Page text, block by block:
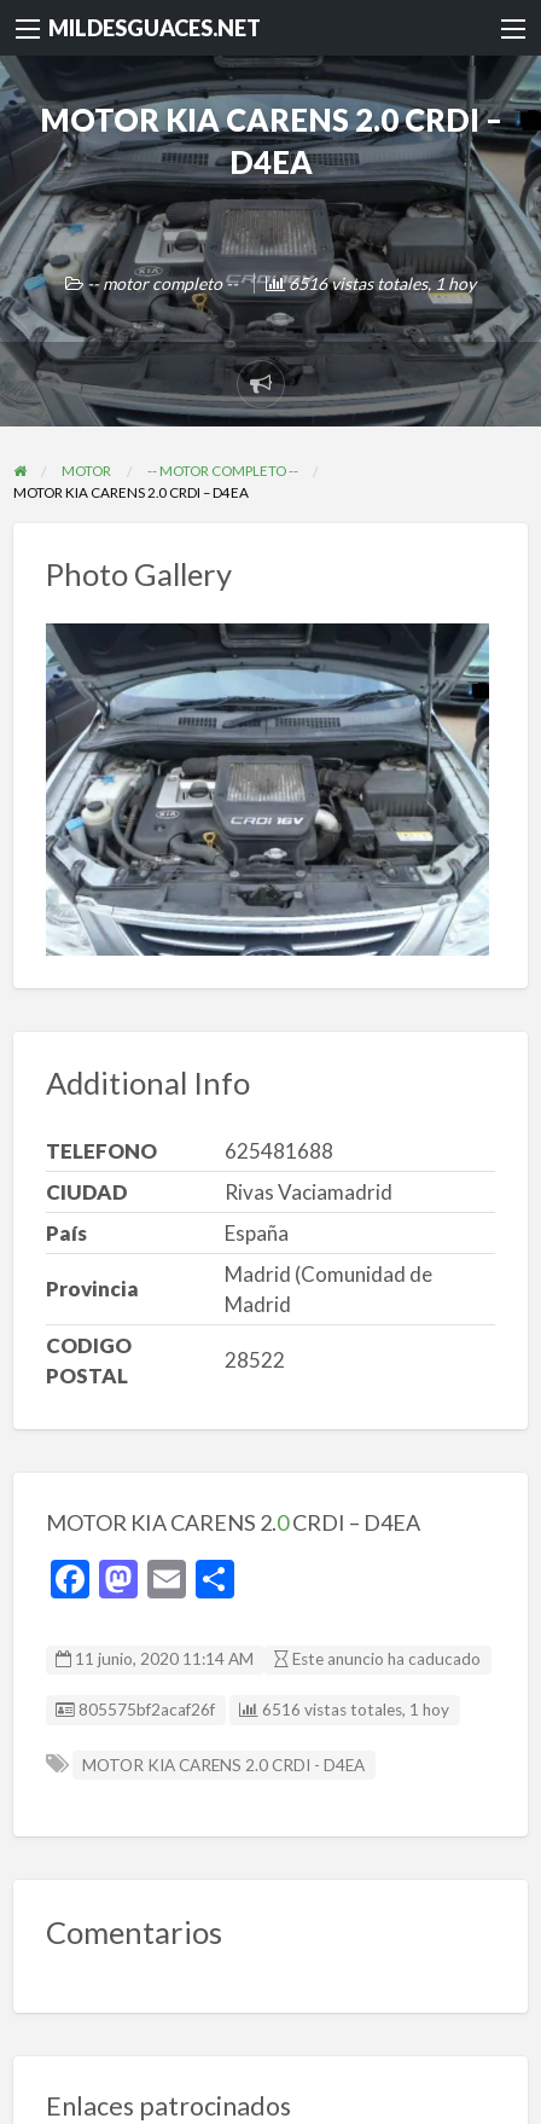
MILDESGUACES.NET
MOTOR KIA CARENS 2.0 CRDI –
D4EA
-- motor completo -- 6516 vistas totales, 1 hoy
Reportar
problema
MOTOR
-- MOTOR COMPLETO --
MOTOR KIA CARENS 2.0 CRDI – D4EA
Photo Gallery
Additional Info
TELEFONO
625481688
CIUDAD
Rivas Vaciamadrid
País
España
Provincia
Madrid (Comunidad de
Madrid
CODIGO
POSTAL
28522
MOTOR KIA CARENS 2.0CRDI – D4EA
F
e
b
o
M
to
d
n
E
ai
l
C
m
p
ti
11 junio, 2020 11:14 AM Este anuncio ha caducado
Listing ID
805575bf2acaf26f 6516 vistas totales, 1 hoy
MOTOR KIA CARENS 2.0 CRDI - D4EA
Comentarios
Enlaces patrocinados